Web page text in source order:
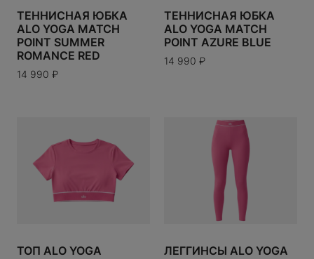
ТЕННИСНАЯ ЮБКА
ALO YOGA MATCH
POINT SUMMER
ROMANCE RED
14 990 ₽
ТЕННИСНАЯ ЮБКА
ALO YOGA MATCH
POINT AZURE BLUE
14 990 ₽
ТОП ALO YOGA
ЛЕГГИНСЫ ALO YOGA